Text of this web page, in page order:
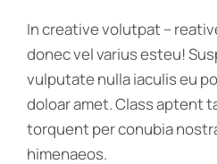
In creative volutpat –
donec vel varius esteu!
vulputate nulla iaculis eu
doloar amet. Class aptent
torquent per conubia
himenaeos.